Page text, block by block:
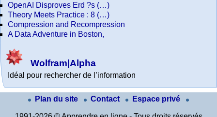
OpenAI Disproves Erd ?s (…)
Theory Meets Practice : 8 (…)
Compression and Recompression
A Data Adventure in Boston,
Wolfram|Alpha
Idéal pour rechercher de l’information
Plan du site Contact Espace privé